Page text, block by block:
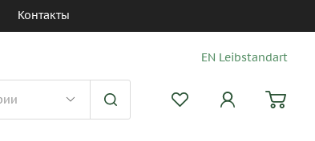
Контакты
EN Leibstandart